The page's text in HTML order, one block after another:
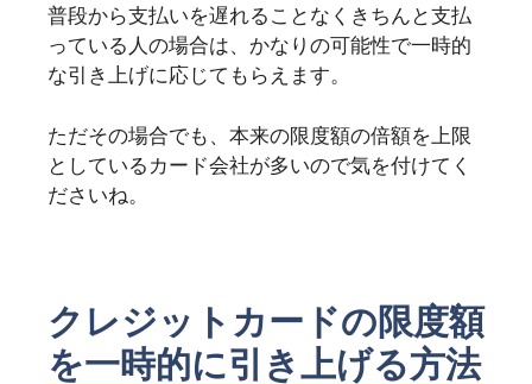
普段から支払いを遅れることなくきちんと支払
っている人の場合は、かなりの可能性で一時的
な引き上げに応じてもらえます。
ただその場合でも、本来の限度額の倍額を上限
としているカード会社が多いので気を付けてく
ださいね。
クレジットカードの限度額
を一時的に引き上げる方法